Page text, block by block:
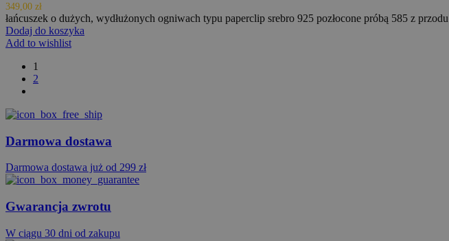
349,00 zł
łańcuszek o dużych, wydłużonych ogniwach typu paperclip srebro 925 pozłocone próbą 585 z
Dodaj do koszyka
Add to wishlist
1
2
Darmowa dostawa
Darmowa dostawa już od 299 zł
Gwarancja zwrotu
W ciągu 30 dni od zakupu